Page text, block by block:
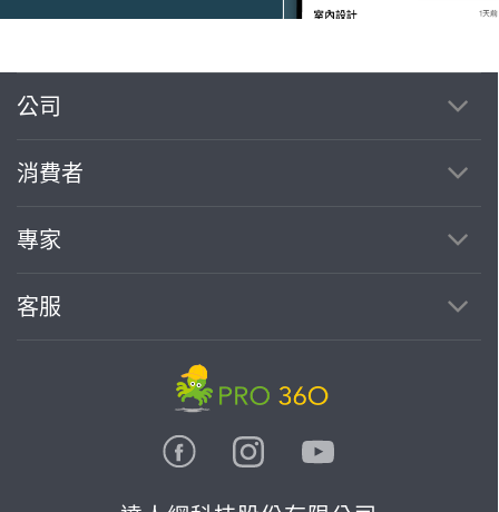
公司
消費者
專家
客服
繼續完成